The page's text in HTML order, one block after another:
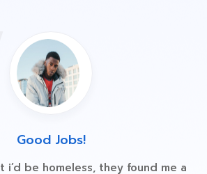
Good Jobs!
i’d be homeless, they found me a